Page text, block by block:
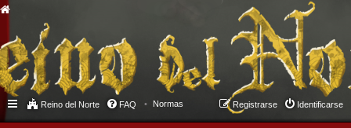
Reino del Norte FAQ Normas Identificarse
Registrarse